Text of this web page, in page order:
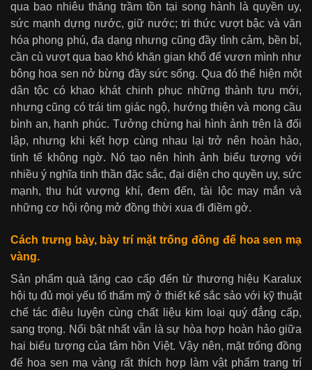
qua bao nhiêu thăng trầm tồn tại song hành là quyền uy,
sức mạnh dựng nước, giữ nước; tri thức vượt bậc và văn
hóa phong phú, đa dạng nhưng cũng đầy tình cảm, bền bỉ,
cần cù vượt qua bao khó khăn gian khổ để vươn mình như
bông hoa sen nở bừng đầy sức sống. Qua đó thể hiện một
dân tộc có khao khát chinh phục những thành tựu mới,
nhưng cũng có trái tim giác ngộ, hướng thiện và mong cầu
bình an, hạnh phúc. Tưởng chừng hai hình ảnh trên là đối
lập, nhưng khi kết hợp cùng nhau lại trở nên hoàn hảo,
tinh tế không ngờ. Nó tạo nên hình ảnh biểu tượng với
nhiều ý nghĩa tinh thần đặc sắc, đại diện cho quyền uy, sức
mạnh, thu hút vượng khí, đem đến, tài lộc may mắn và
những cơ hội rộng mở đồng thời xua đi điềm gở.
Cách trưng bày, bày trí mặt trống đồng đế hoa sen mạ
vàng.
Sản phẩm quà tặng cao cấp đến từ thương hiệu Karalux
hội tụ đủ mọi yếu tố thẩm mỹ ở thiết kế sắc sảo với kỹ thuật
chế tác điêu luyện cùng chất liệu kim loại quý đẳng cấp,
sang trọng. Nổi bật nhất vẫn là sự hòa hợp hoàn hảo giữa
hai biểu tượng của tâm hồn Việt. Vậy nên, mặt trống đồng
đế hoa sen mạ vàng rất thích hợp làm vật phẩm trang trí